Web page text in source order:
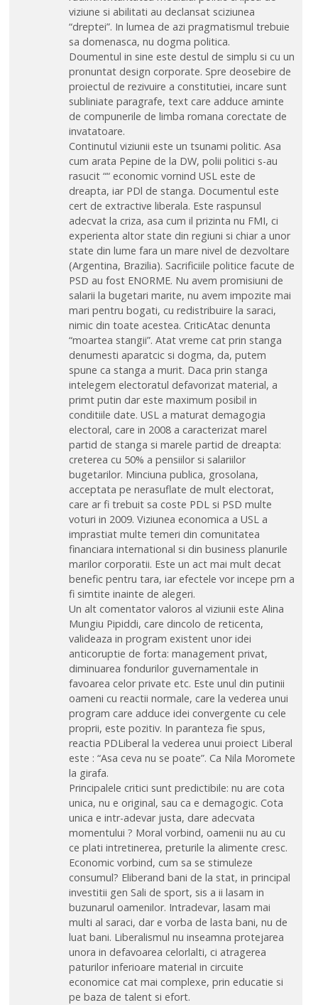
viziune si abilitati au declansat sciziunea
“dreptei”. In lumea de azi pragmatismul trebuie
sa domenasca, nu dogma politica.
Doumentul in sine este destul de simplu si cu un
pronuntat design corporate. Spre deosebire de
proiectul de rezivuire a constitutiei, incare sunt
subliniate paragrafe, text care adduce aminte
de compunerile de limba romana corectate de
invatatoare.
Continutul viziunii este un tsunami politic. Asa
cum arata Pepine de la DW, polii politici s-au
rasucit ““ economic vornind USL este de
dreapta, iar PDl de stanga. Documentul este
cert de extractive liberala. Este raspunsul
adecvat la criza, asa cum il prizinta nu FMI, ci
experienta altor state din regiuni si chiar a unor
state din lume fara un mare nivel de dezvoltare
(Argentina, Brazilia). Sacrificiile politice facute de
PSD au fost ENORME. Nu avem promisiuni de
salarii la bugetari marite, nu avem impozite mai
mari pentru bogati, cu redistribuire la saraci,
nimic din toate acestea. CriticAtac denunta
“moartea stangii”. Atat vreme cat prin stanga
denumesti aparatcic si dogma, da, putem
spune ca stanga a murit. Daca prin stanga
intelegem electoratul defavorizat material, a
primt putin dar este maximum posibil in
conditiile date. USL a maturat demagogia
electoral, care in 2008 a caracterizat marel
partid de stanga si marele partid de dreapta:
creterea cu 50% a pensiilor si salariilor
bugetarilor. Minciuna publica, grosolana,
acceptata pe nerasuflate de mult electorat,
care ar fi trebuit sa coste PDL si PSD multe
voturi in 2009. Viziunea economica a USL a
imprastiat multe temeri din comunitatea
financiara international si din business planurile
marilor corporatii. Este un act mai mult decat
benefic pentru tara, iar efectele vor incepe prn a
fi simtite inainte de alegeri.
Un alt comentator valoros al viziunii este Alina
Mungiu Pipiddi, care dincolo de reticenta,
valideaza in program existent unor idei
anticoruptie de forta: management privat,
diminuarea fondurilor guvernamentale in
favoarea celor private etc. Este unul din putinii
oameni cu reactii normale, care la vederea unui
program care adduce idei convergente cu cele
proprii, este pozitiv. In paranteza fie spus,
reactia PDLiberal la vederea unui proiect Liberal
este : “Asa ceva nu se poate”. Ca Nila Moromete
la girafa.
Principalele critici sunt predictibile: nu are cota
unica, nu e original, sau ca e demagogic. Cota
unica e intr-adevar justa, dare adecvata
momentului ? Moral vorbind, oamenii nu au cu
ce plati intretinerea, preturile la alimente cresc.
Economic vorbind, cum sa se stimuleze
consumul? Eliberand bani de la stat, in principal
investitii gen Sali de sport, sis a ii lasam in
buzunarul oamenilor. Intradevar, lasam mai
multi al saraci, dar e vorba de lasta bani, nu de
luat bani. Liberalismul nu inseamna protejarea
unora in defavoarea celorlalti, ci atragerea
paturilor inferioare material in circuite
economice cat mai complexe, prin educatie si
pe baza de talent si efort.